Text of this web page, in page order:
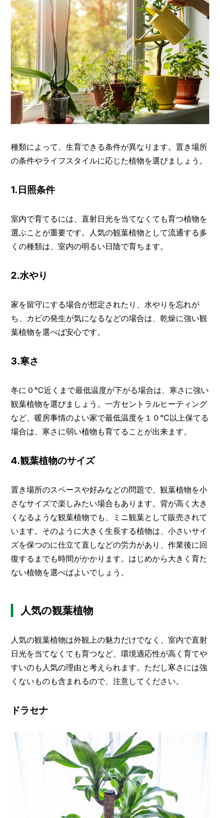
種類によって、生育できる条件が異なります。置き場所
の条件やライフスタイルに応じた植物を選びましょう。
1.日照条件
室内で育てるには、直射日光を当てなくても育つ植物を
選ぶことが重要です。人気の観葉植物として流通する多
くの種類は、室内の明るい日陰で育ちます。
2.水やり
家を留守にする場合が想定されたり、水やりを忘れが
ち、カビの発生が気になるなどの場合は、乾燥に強い観
葉植物を選べば安心です。
3.寒さ
冬に０℃近くまで最低温度が下がる場合は、寒さに強い
観葉植物を選びましょう。一方セントラルヒーティング
など、暖房事情のよい家で最低温度を１０℃以上保てる
場合は、寒さに弱い植物も育てることが出来ます。
4.観葉植物のサイズ
置き場所のスペースや好みなどの問題で、観葉植物を小
さなサイズで楽しみたい場合もあります。背が高く大き
くなるような観葉植物でも、ミニ観葉として販売されて
います。そのように大きく生長する植物は、小さいサイ
ズを保つのに仕立て直しなどの労力があり、作業後に回
復するまでも時間がかかります。はじめから大きく育た
ない植物を選べばよいでしょう。
人気の観葉植物
人気の観葉植物は外観上の魅力だけでなく、室内で直射
日光を当てなくても育つなど、環境適応性が高く育てや
すいのも人気の理由と考えられます。ただし寒さには強
くないものも含まれるので、注意してください。
ドラセナ